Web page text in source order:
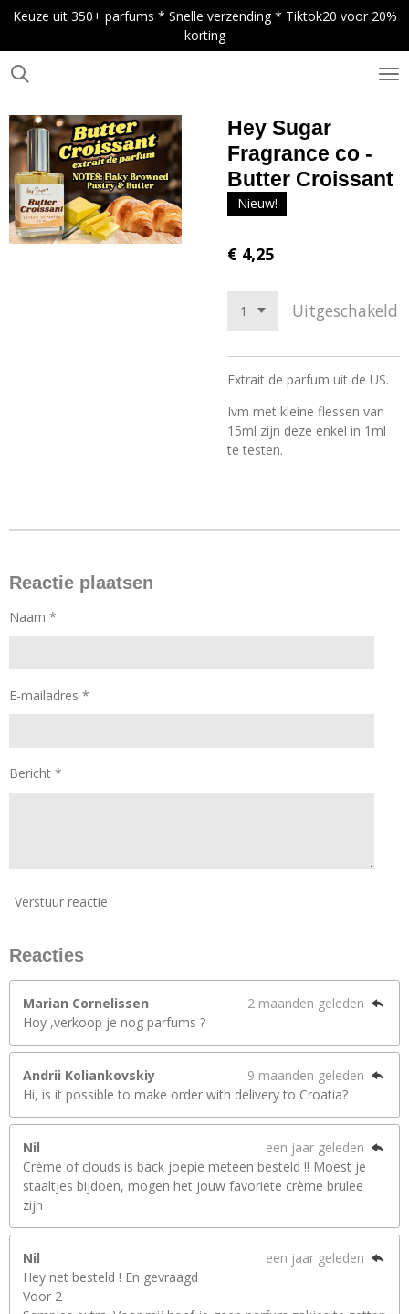
Ga
naar
de
Keuze uit 350+ parfums * Snelle verzending * Tiktok20 voor 20%
korting
Hey Sugar
Fragrance co -
Butter Croissant
Nieuw!
€ 4,25
Uitgeschakeld
Extrait de parfum uit de US.
Ivm met kleine flessen van
15ml zijn deze enkel in 1ml
te testen.
Reactie plaatsen
Naam *
E-mailadres *
Bericht *
Verstuur reactie
Reacties
Marian Cornelissen
2 maanden geleden
Hoy ,verkoop je nog parfums ?
Andrii Koliankovskiy
9 maanden geleden
Hi, is it possible to make order with delivery to Croatia?
Nil
een jaar geleden
Crème of clouds is back joepie meteen besteld !! Moest je
staaltjes bijdoen, mogen het jouw favoriete crème brulee
zijn
Nil
een jaar geleden
Hey net besteld ! En gevraagd
Voor 2